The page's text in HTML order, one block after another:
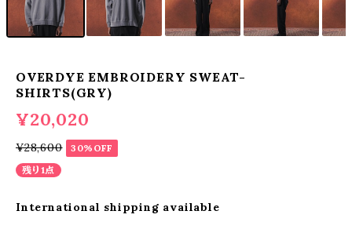
OVERDYE EMBROIDERY SWEAT-
SHIRTS(GRY)
¥20,020
¥28,600
30%OFF
残り1点
International shipping available